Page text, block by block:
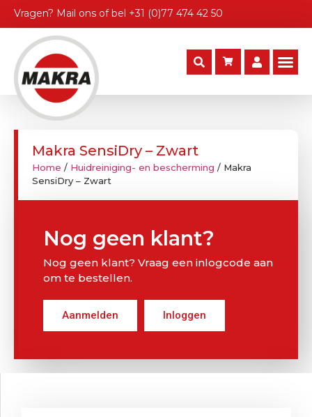
Vragen? Mail ons of bel +31 (0)77 474 42 50
Makra SensiDry – Zwart
Home / Huidreiniging- en bescherming / Makra
SensiDry – Zwart
Nog geen klant?
Nog geen klant? Vraag een inlogcode aan
om te bestellen.
Aanmelden Inloggen